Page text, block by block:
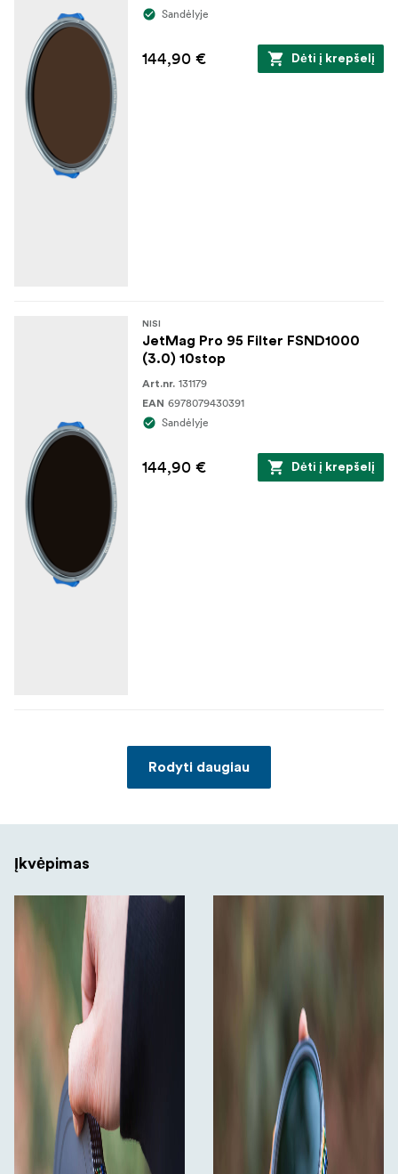
Sandėlyje
144,90 € Dėti į krepšelį
NISI
JetMag Pro 95 Filter FSND1000
(3.0) 10stop
Art.nr. 131179
EAN 6978079430391
Sandėlyje
144,90 € Dėti į krepšelį
Rodyti daugiau
Įkvėpimas